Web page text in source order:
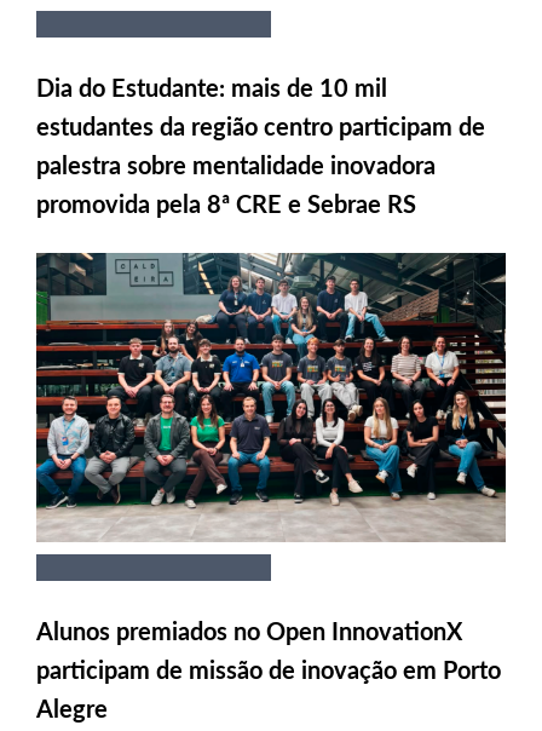
Dia do Estudante: mais de 10 mil
estudantes da região centro participam de
palestra sobre mentalidade inovadora
promovida pela 8ª CRE e Sebrae RS
Alunos premiados no Open InnovationX
participam de missão de inovação em Porto
Alegre